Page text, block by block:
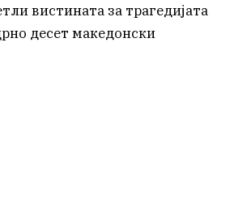
вистината за трагедијата
десет македонски